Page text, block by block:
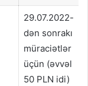
29.07.2022-
dən sonrakı
müraciətlər
üçün (əvvəl
50 PLN idi)